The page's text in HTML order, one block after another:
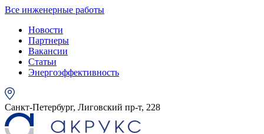
Все инженерные работы
Новости
Партнеры
Вакансии
Статьи
Энергоэффективность
Санкт-Петербург, Лиговский пр-т, 228